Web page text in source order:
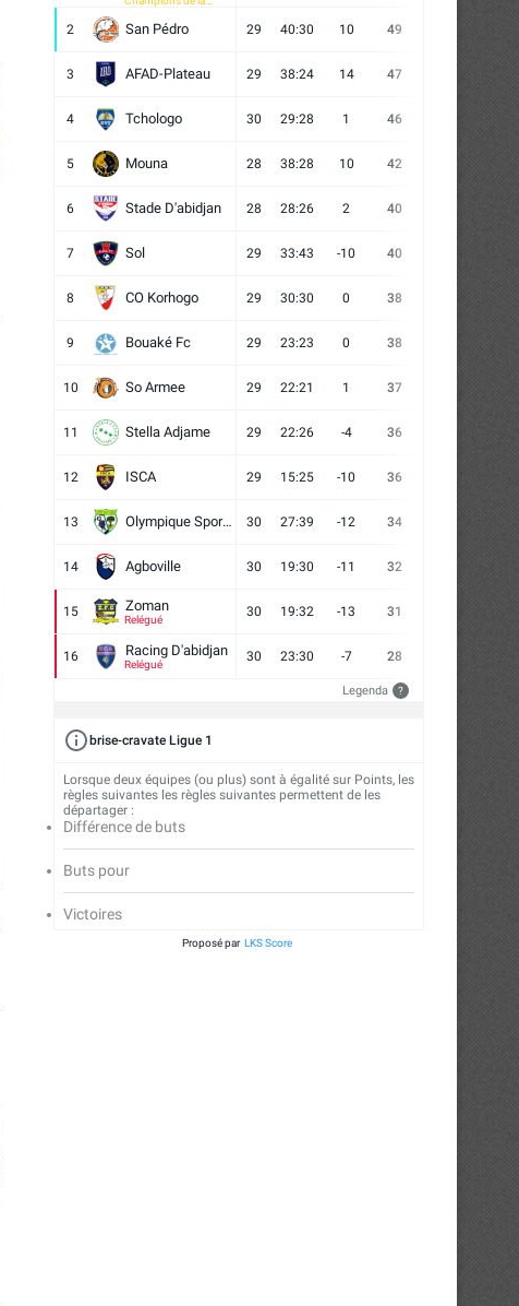
2 San Pédro 29 40:30 10 49
3 AFAD-Plateau 29 38:24 14 47
4 Tchologo 30 29:28 1 46
5 Mouna 28 38:28 10 42
6 Stade D'abidjan 28 28:26 2 40
7 Sol 29 33:43 -10 40
8 CO Korhogo 29 30:30 0 38
9 Bouaké Fc 29 23:23 0 38
10 So Armee 29 22:21 1 37
11 Stella Adjame 29 22:26 -4 36
12 ISCA 29 15:25 -10 36
13 Olympique Sport d'Abobo FC 30 27:39 -12 34
14 Agboville 30 19:30 -11 32
15 Zoman
Relégué
30 19:32 -13 31
16 Racing D'abidjan
Relégué
30 23:30 -7 28
Legenda ?
brise-cravate Ligue 1
Lorsque deux équipes (ou plus) sont à égalité sur Points, les
règles suivantes les règles suivantes permettent de les
départager :
Différence de buts
Buts pour
Victoires
Proposé par LKS Score